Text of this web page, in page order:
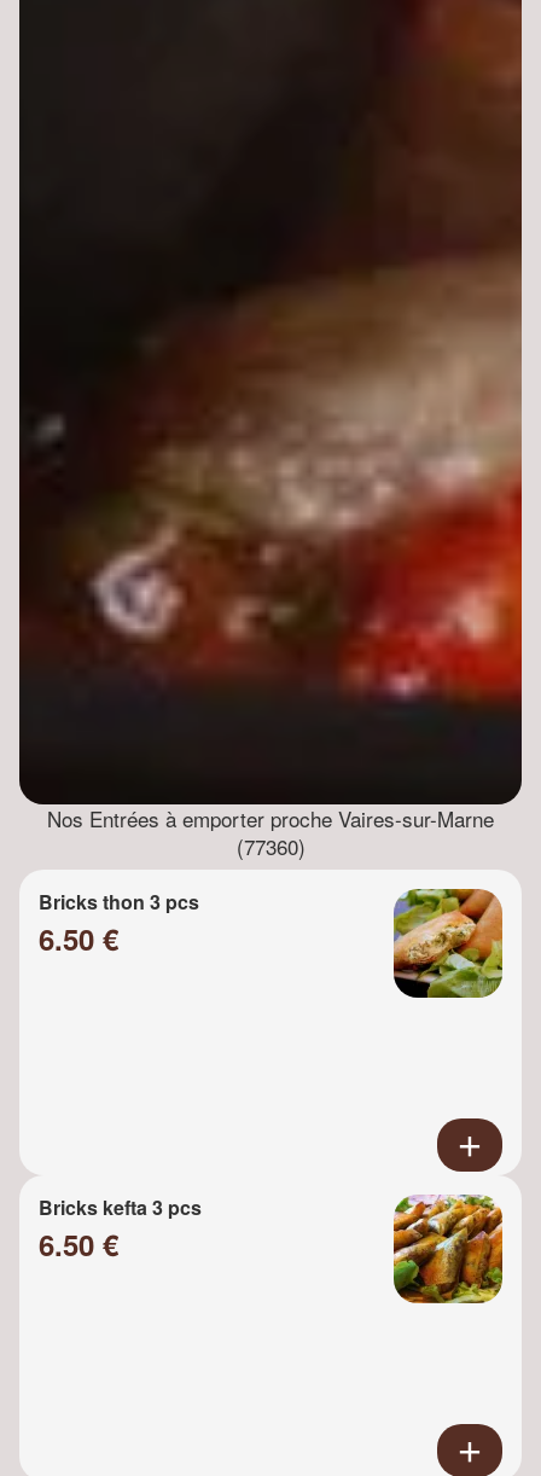
Nos Entrées à emporter proche Vaires-sur-Marne
(77360)
Bricks thon 3 pcs
6.50 €
Bricks kefta 3 pcs
6.50 €